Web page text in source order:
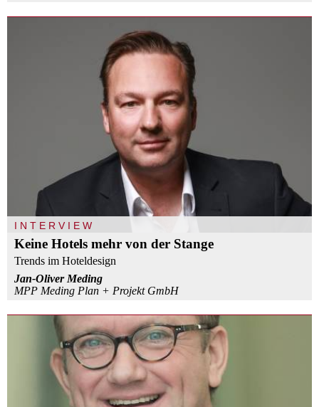
INTERVIEW
Keine Hotels mehr von der Stange
Trends im Hoteldesign
Jan-Oliver Meding
MPP Meding Plan + Projekt GmbH